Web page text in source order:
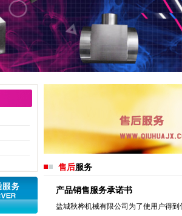
售后服务
产品销售服务承诺书
盐城秋桦机械有限公司为了使用户得